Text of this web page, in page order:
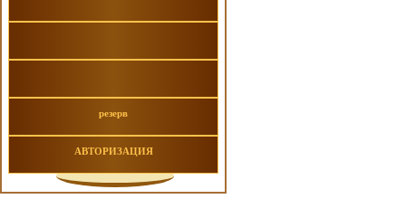
резерв
АВТОРИЗАЦИЯ